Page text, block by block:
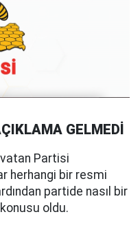
GELMEDİ
Partisi
herhangi bir resmi
partide nasıl bir
oldu.